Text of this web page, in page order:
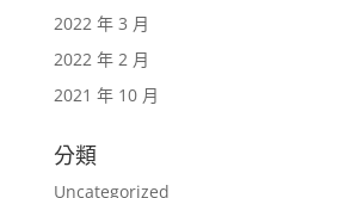
2022 年 3 月
2022 年 2 月
2021 年 10 月
分類
Uncategorized